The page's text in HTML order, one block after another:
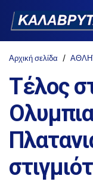
Αρχική σελίδα
Τέλος